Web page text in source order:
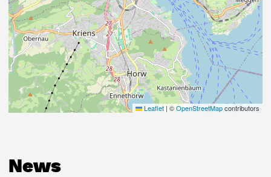
Leaflet | ©OpenStreetMapcontributors
News